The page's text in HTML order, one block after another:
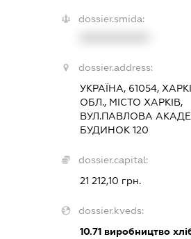
dossier.smida:
dossier.address:
УКРАЇНА, 61054,
ОБЛ., МІСТО ХАРКІВ,
ВУЛ.ПАВЛОВА
БУДИНОК 120
dossier.capital:
21 212,10 грн.
dossier.kveds:
10.71 виробництво